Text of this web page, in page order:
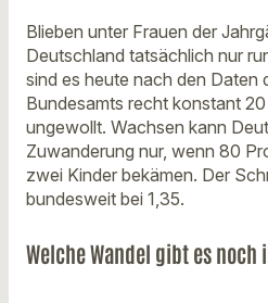
Blieben unter Frauen der
Deutschland tatsächlich nur
sind es heute nach den Daten
Bundesamts recht konstant
ungewollt. Wachsen kann
Zuwanderung nur, wenn 80
zwei Kinder bekämen. Der
bundesweit bei 1,35.
Welche Wandel gibt es